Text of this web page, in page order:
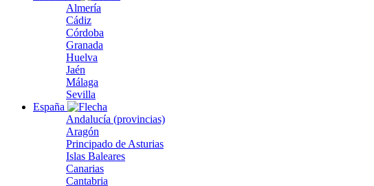
Almería
Cádiz
Córdoba
Granada
Huelva
Jaén
Málaga
Sevilla
España
Andalucía (provincias)
Aragón
Principado de Asturias
Islas Baleares
Canarias
Cantabria